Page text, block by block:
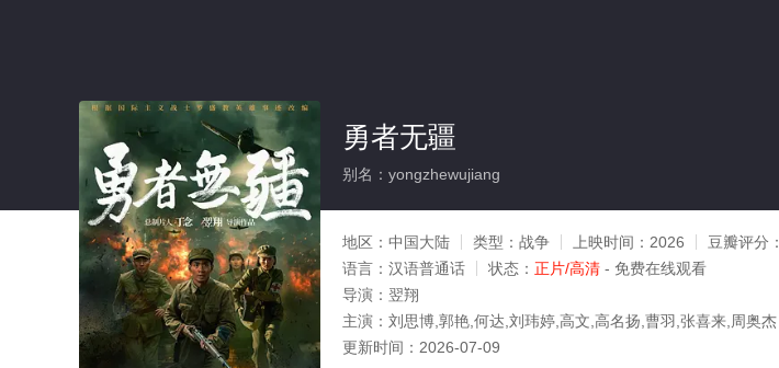
勇者无疆
别名：yongzhewujiang
地区： 中国大陆 类型： 战争 上映时间： 2026 豆瓣评分：
语言： 汉语普通话 状态： 正片/高清 - 免费在线观看
导演： 翌翔
主演： 刘思博,郭艳,何达,刘玮婷,高文,高名扬,曹羽,张喜来,周奥杰
更新时间： 2026-07-09